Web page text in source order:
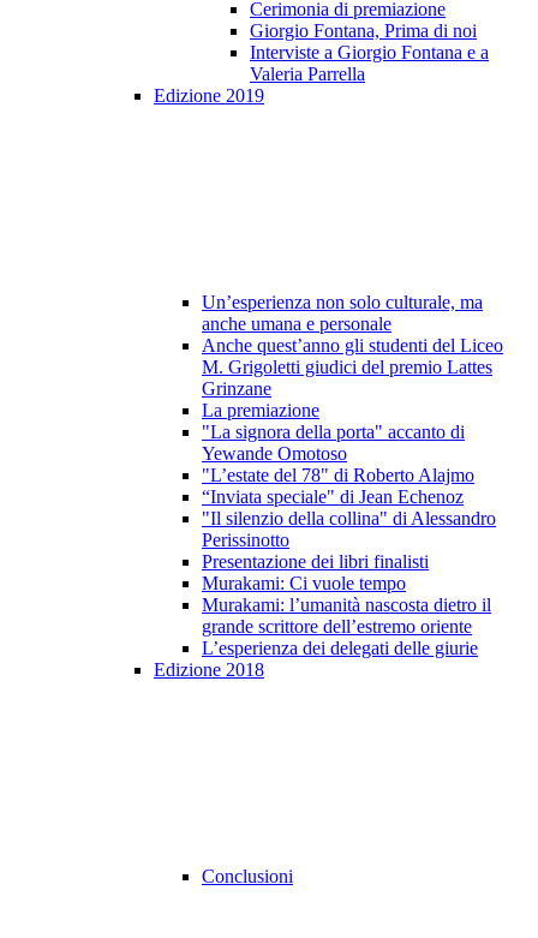
Cerimonia di premiazione
Giorgio Fontana, Prima di noi
Interviste a Giorgio Fontana e a
Valeria Parrella
Edizione 2019
Un’esperienza non solo culturale, ma
anche umana e personale
Anche quest’anno gli studenti del Liceo
M. Grigoletti giudici del premio Lattes
Grinzane
La premiazione
"La signora della porta" accanto di
Yewande Omotoso
"L’estate del 78" di Roberto Alajmo
“Inviata speciale" di Jean Echenoz
"Il silenzio della collina" di Alessandro
Perissinotto
Presentazione dei libri finalisti
Murakami: Ci vuole tempo
Murakami: l’umanità nascosta dietro il
grande scrittore dell’estremo oriente
L’esperienza dei delegati delle giurie
Edizione 2018
Conclusioni